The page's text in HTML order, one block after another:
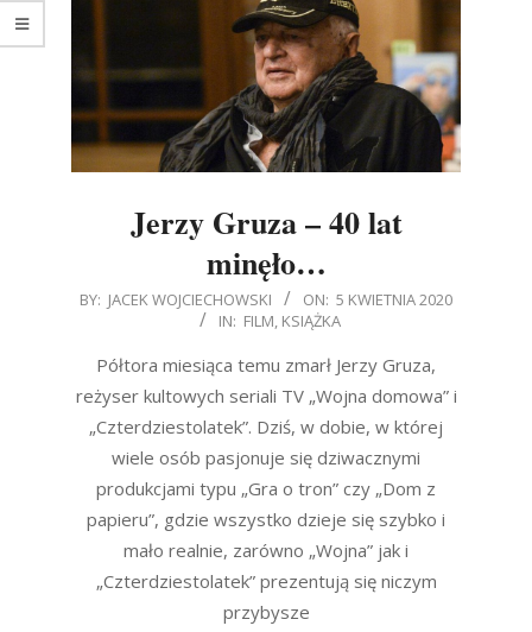
Jerzy Gruza – 40 lat
minęło…
2020-
BY: JACEK WOJCIECHOWSKI ON: 5 KWIETNIA 2020
IN: FILM KSIĄŻKA
Półtora miesiąca temu zmarł Jerzy Gruza,
reżyser kultowych seriali TV „Wojna domowa” i
„Czterdziestolatek”. Dziś, w dobie, w której
wiele osób pasjonuje się dziwacznymi
produkcjami typu „Gra o tron” czy „Dom z
papieru”, gdzie wszystko dzieje się szybko i
mało realnie, zarówno „Wojna” jak i
„Czterdziestolatek” prezentują się niczym
przybysze